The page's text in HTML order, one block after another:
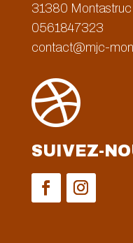
31380
0561847323
contact@mjc-

SUIVEZ-